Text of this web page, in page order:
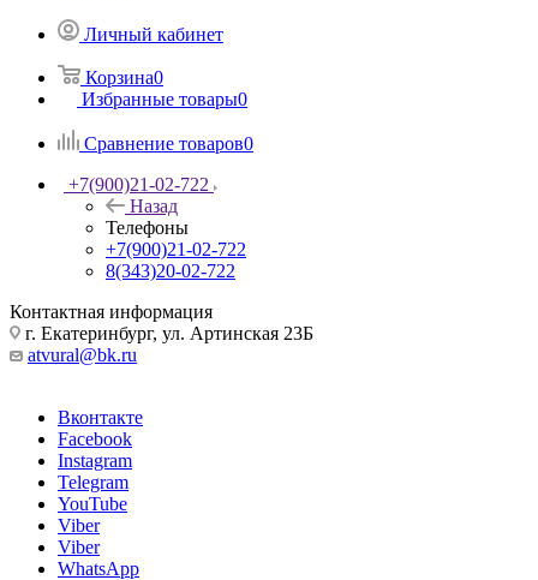
Личный кабинет
Корзина0
Избранные товары0
Сравнение товаров0
+7(900)21-02-722
Назад
Телефоны
+7(900)21-02-722
8(343)20-02-722
Контактная информация
г. Екатеринбург, ул. Артинская 23Б
atvural@bk.ru
Вконтакте
Facebook
Instagram
Telegram
YouTube
Viber
Viber
WhatsApp